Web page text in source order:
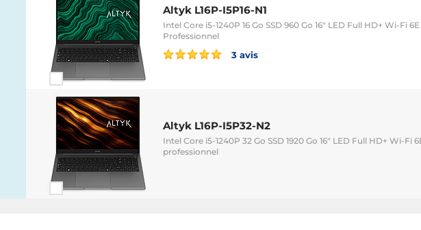
Altyk L16P-I5P16-N1
Intel Core i5-1240P 16 Go SSD 960 Go 16" LED Full HD+ Wi-Fi
Professionnel
3 avis
Altyk L16P-I5P32-N2
Intel Core i5-1240P 32 Go SSD 1920 Go 16" LED Full HD+ Wi-Fi
professionnel